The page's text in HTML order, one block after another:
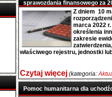
sprawozdania finansowego za
Z dniem 10
marca 2022
określenia
zakresie
właściwego rejestru, jednostki
Czytaj więcej (kategoria:
Pomoc humanitarna dla